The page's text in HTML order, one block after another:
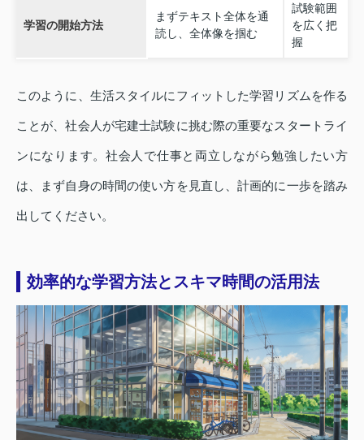
学習の開始方法
まずテキスト全体を通
読し、全体像を掴む
試験範囲
を広く把
握
このように、生活スタイルにフィットした学習リズムを作る
ことが、社会人が宅建士試験に挑む際の重要なスタートライ
ンになります。社会人で仕事と両立しながら勉強したい方
は、まず自身の時間の使い方を見直し、計画的に一歩を踏み
出してください。
効率的な学習方法とスキマ時間の活用法